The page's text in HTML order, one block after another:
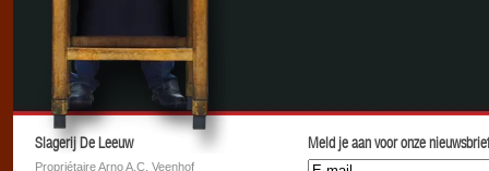
Slagerij De Leeuw
Propriétaire Arno A.C. Veenhof
Meld je aan voor onze